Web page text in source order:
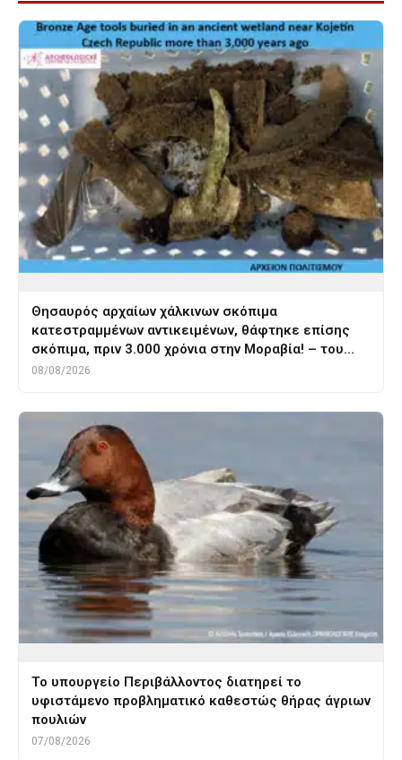
Θησαυρός αρχαίων χάλκινων σκόπιμα
κατεστραμμένων αντικειμένων, θάφτηκε επίσης
σκόπιμα, πριν 3.000 χρόνια στην Μοραβία! – του…
08/08/2026
Το υπουργείο Περιβάλλοντος διατηρεί το
υφιστάμενο προβληματικό καθεστώς θήρας άγριων
πουλιών
07/08/2026